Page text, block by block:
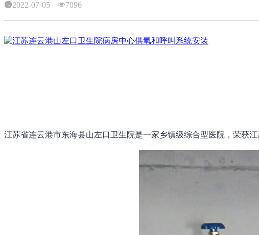
2022-07-05 7096
江苏省连云港市东海县山左口卫生院是一家乡镇级综合型医院，荣获